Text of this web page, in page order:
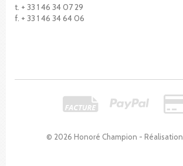
© 2026 Honoré Champion - Réalisation
t. + 33 1 46 34 07 29
f. + 33 1 46 34 64 06